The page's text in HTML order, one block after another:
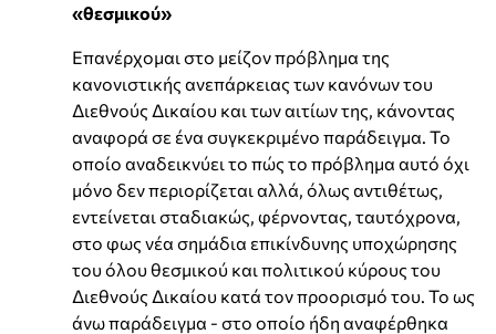
«θεσμικού»
Επανέρχομαι στο μείζον πρόβλημα της
κανονιστικής ανεπάρκειας των κανόνων του
Διεθνούς Δικαίου και των αιτίων της, κάνοντας
αναφορά σε ένα συγκεκριμένο παράδειγμα. Το
οποίο αναδεικνύει το πώς το πρόβλημα αυτό όχι
μόνο δεν περιορίζεται αλλά, όλως αντιθέτως,
εντείνεται σταδιακώς, φέρνοντας, ταυτόχρονα,
στο φως νέα σημάδια επικίνδυνης υποχώρησης
του όλου θεσμικού και πολιτικού κύρους του
Διεθνούς Δικαίου κατά τον προορισμό του. Το ως
άνω παράδειγμα - στο οποίο ήδη αναφέρθηκα